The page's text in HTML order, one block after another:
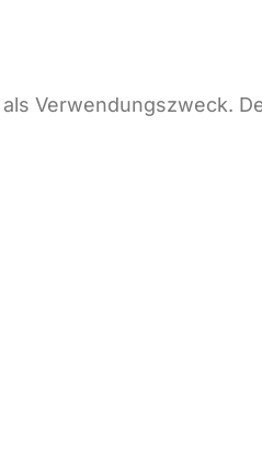
Verwendungszweck.